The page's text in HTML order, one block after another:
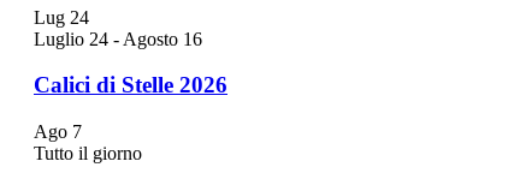
Lug 24
Luglio 24 - Agosto 16
Calici di Stelle 2026
Ago 7
Tutto il giorno